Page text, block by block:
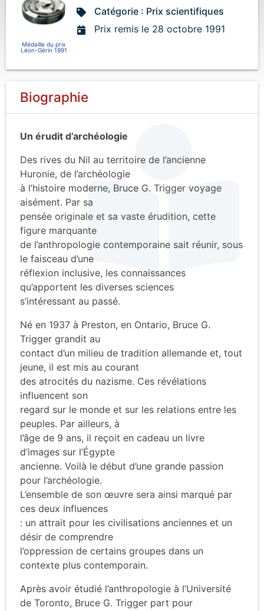
Médaille du prix
Léon-Gérin 1991
Catégorie : Prix scientifiques
Prix remis le 28 octobre 1991
Biographie
Un érudit d’archéologie
Des rives du Nil au territoire de l’ancienne
Huronie, de l’archéologie
à l’histoire moderne, Bruce G. Trigger voyage
aisément. Par sa
pensée originale et sa vaste érudition, cette
figure marquante
de l’anthropologie contemporaine sait réunir, sous
le faisceau d’une
réflexion inclusive, les connaissances
qu’apportent les diverses sciences
s’intéressant au passé.
Né en 1937 à Preston, en Ontario, Bruce G.
Trigger grandit au
contact d’un milieu de tradition allemande et, tout
jeune, il est mis au courant
des atrocités du nazisme. Ces révélations
influencent son
regard sur le monde et sur les relations entre les
peuples. Par ailleurs, à
l’âge de 9 ans, il reçoit en cadeau un livre
d’images sur l’Égypte
ancienne. Voilà le début d’une grande passion
pour l’archéologie.
L’ensemble de son œuvre sera ainsi marqué par
ces deux influences
: un attrait pour les civilisations anciennes et un
désir de comprendre
l’oppression de certains groupes dans un
contexte plus contemporain.
Après avoir étudié l’anthropologie à l’Université
de Toronto, Bruce G. Trigger part pour